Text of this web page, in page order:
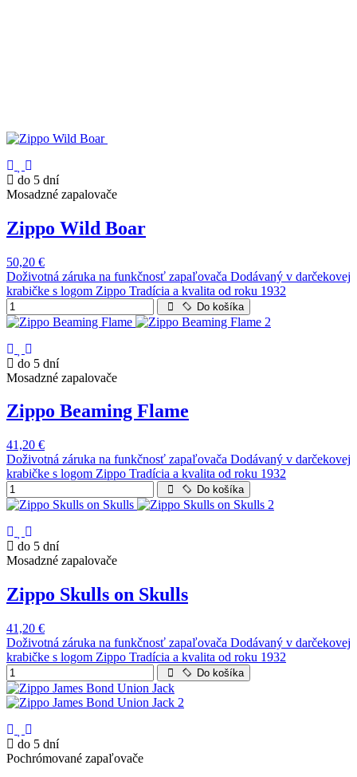
do 5 dní
Mosadzné zapalovače
Zippo Wild Boar
50,20 €
Doživotná záruka na funkčnosť zapaľovača Dodávaný v darčekovej
krabičke s logom Zippo Tradícia a kvalita od roku 1932
Do košíka
do 5 dní
Mosadzné zapalovače
Zippo Beaming Flame
41,20 €
Doživotná záruka na funkčnosť zapaľovača Dodávaný v darčekovej
krabičke s logom Zippo Tradícia a kvalita od roku 1932
Do košíka
do 5 dní
Mosadzné zapalovače
Zippo Skulls on Skulls
41,20 €
Doživotná záruka na funkčnosť zapaľovača Dodávaný v darčekovej
krabičke s logom Zippo Tradícia a kvalita od roku 1932
Do košíka
do 5 dní
Pochrómované zapaľovače